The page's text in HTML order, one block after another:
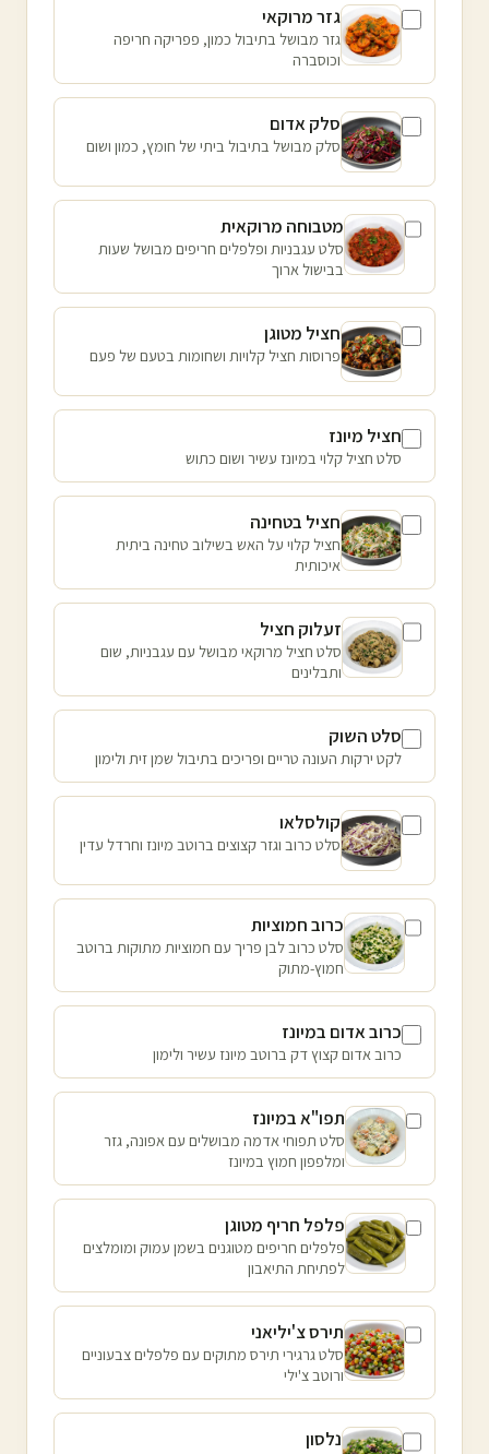
גזר מרוקאי
גזר מבושל בתיבול כמון, פפריקה חריפה
וכוסברה
סלק אדום
סלק מבושל בתיבול ביתי של חומץ, כמון ושום
מטבוחה מרוקאית
סלט עגבניות ופלפלים חריפים מבושל שעות
בבישול ארוך
חציל מטוגן
פרוסות חציל קלויות ושחומות בטעם של פעם
חציל מיונז
סלט חציל קלוי במיונז עשיר ושום כתוש
חציל בטחינה
חציל קלוי על האש בשילוב טחינה ביתית
איכותית
זעלוק חציל
סלט חציל מרוקאי מבושל עם עגבניות, שום
ותבלינים
סלט השוק
לקט ירקות העונה טריים ופריכים בתיבול שמן זית ולימון
קולסלאו
סלט כרוב וגזר קצוצים ברוטב מיונז וחרדל עדין
כרוב חמוציות
סלט כרוב לבן פריך עם חמוציות מתוקות ברוטב
חמוץ-מתוק
כרוב אדום במיונז
כרוב אדום קצוץ דק ברוטב מיונז עשיר ולימון
תפו"א במיונז
סלט תפוחי אדמה מבושלים עם אפונה, גזר
ומלפפון חמוץ במיונז
פלפל חריף מטוגן
פלפלים חריפים מטוגנים בשמן עמוק ומומלצים
לפתיחת התיאבון
תירס צ'יליאני
סלט גרגירי תירס מתוקים עם פלפלים צבעוניים
ורוטב צ'ילי
נלסון